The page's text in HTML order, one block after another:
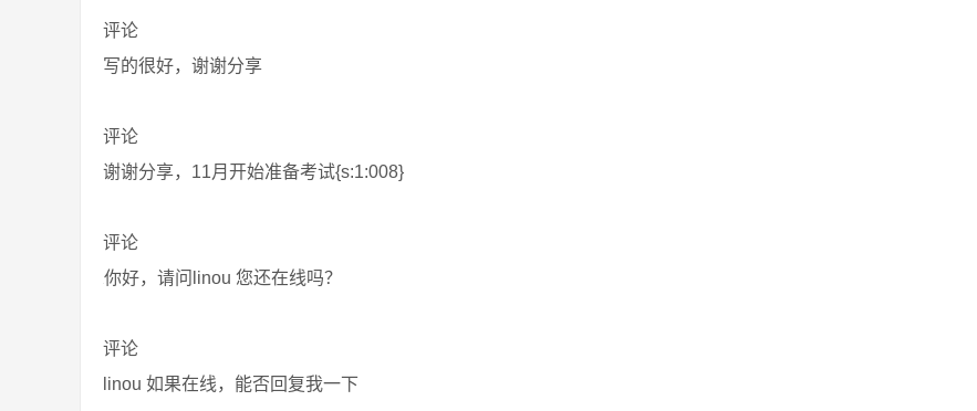
评论
写的很好，谢谢分享
评论
谢谢分享，11月开始准备考试{s:1:008}
评论
你好，请问linou 您还在线吗？
评论
linou 如果在线，能否回复我一下